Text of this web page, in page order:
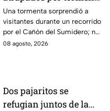
en el Cañón del
Sumidero
Una tormenta sorprendió a
visitantes durante un recorrido
por el Cañón del Sumidero; no
se reportaron personas heridas
08 agosto, 2026
Dos pajaritos se
refugian juntos de la